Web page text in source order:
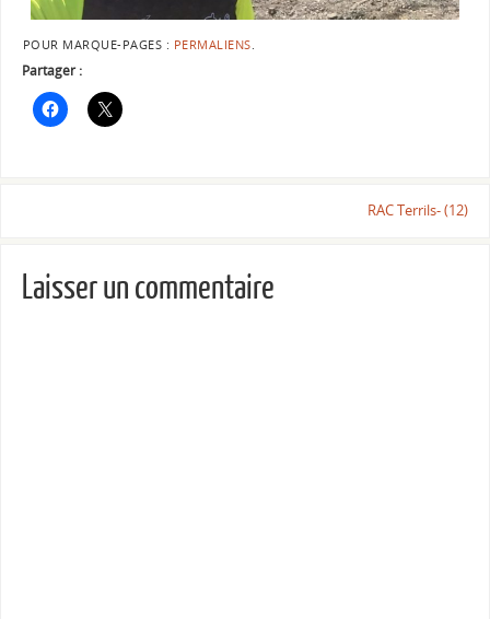
POUR MARQUE-PAGES : PERMALIENS.
Partager :
RAC Terrils- (12)
Laisser un commentaire